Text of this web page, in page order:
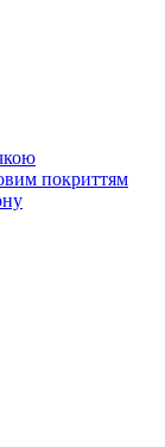
покриттям